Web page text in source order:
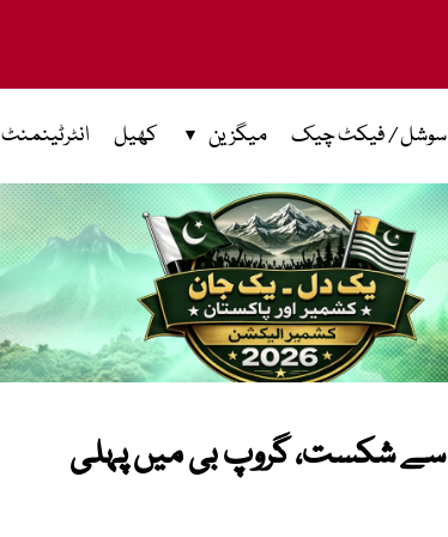
سوشل / فیکٹ چیک میگزین کھیل انٹرٹینمنٹ
فیفا ورلڈ کپ: سوئٹزرلینڈ کی بوسنیا کو 1-4 سے شکست، گروپ بی میں پہلی